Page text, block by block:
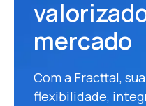
mercado
Com a Fracttal,
flexibilidade,